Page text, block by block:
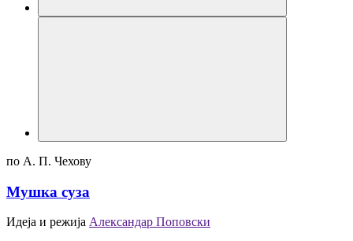
по А. П. Чeхову
Мушка суза
Идеја и режија Александар Поповски